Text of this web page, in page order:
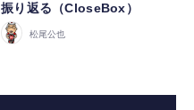
振り返る（CloseBox）
松尾公也